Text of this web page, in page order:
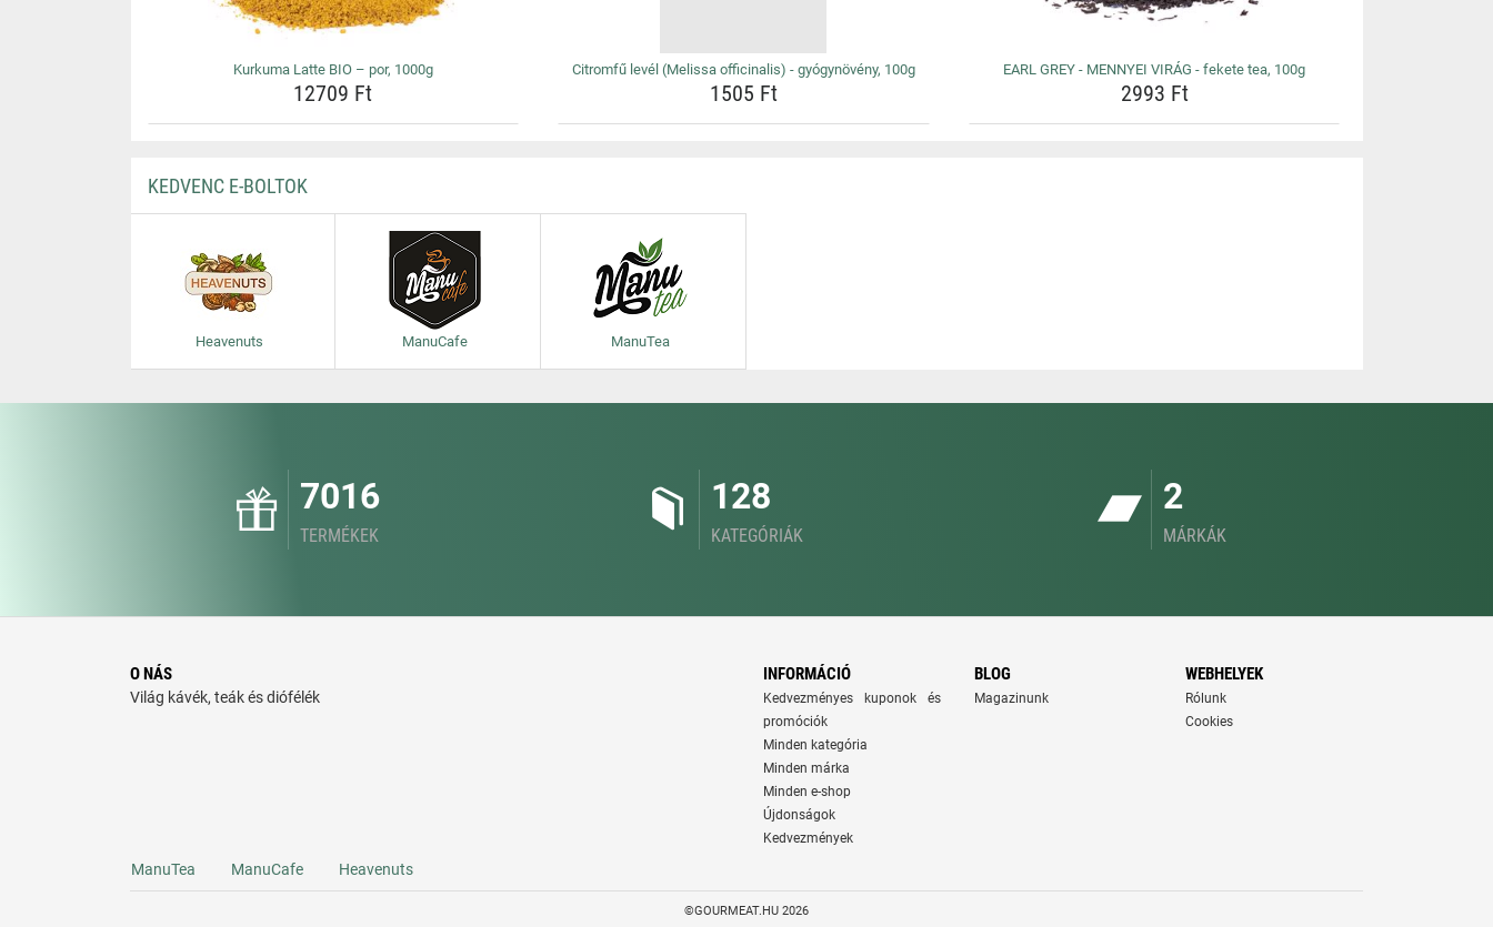
Kurkuma Latte BIO – por, 1000g
12709 Ft
Citromfű levél (Melissa officinalis) - gyógynövény, 100g
1505 Ft
EARL GREY - MENNYEI VIRÁG - fekete tea, 100g
2993 Ft
KEDVENC E-BOLTOK
Heavenuts ManuCafe ManuTea
7016
TERMÉKEK
128
KATEGÓRIÁK
2
MÁRKÁK
O NÁS
Világ kávék, teák és diófélék
INFORMÁCIÓ
Kedvezményes kuponok és
promóciók
Minden kategória
Minden márka
Minden e-shop
Újdonságok
Kedvezmények
BLOG
Magazinunk
WEBHELYEK
Rólunk
Cookies
ManuTea ManuCafe Heavenuts
©GOURMEAT.HU 2026